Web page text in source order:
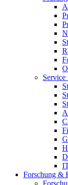
Service
Forschung &